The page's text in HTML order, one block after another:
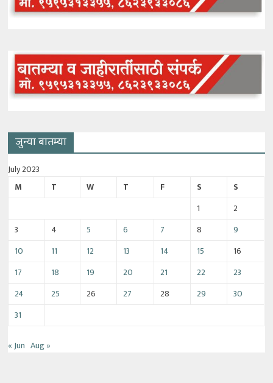
जुन्या बातम्या
July 2023
M
T W T F S
S
1
2
3
4 5 6 7 8
9
10
11 12 13 14 15
16
17
18 19 20 21 22
23
24
25 26 27 28 29
30
31
« Jun Aug »